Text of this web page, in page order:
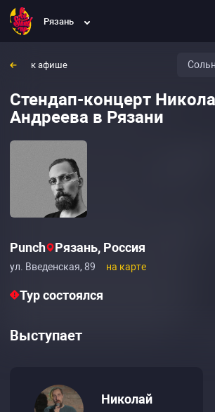
Рязань
к афише
Стендап-концерт
Андреева в Рязани
Punch Рязань, Россия
ул. Введенская, 89 на карте
Тур состоялся
Выступает
Николай